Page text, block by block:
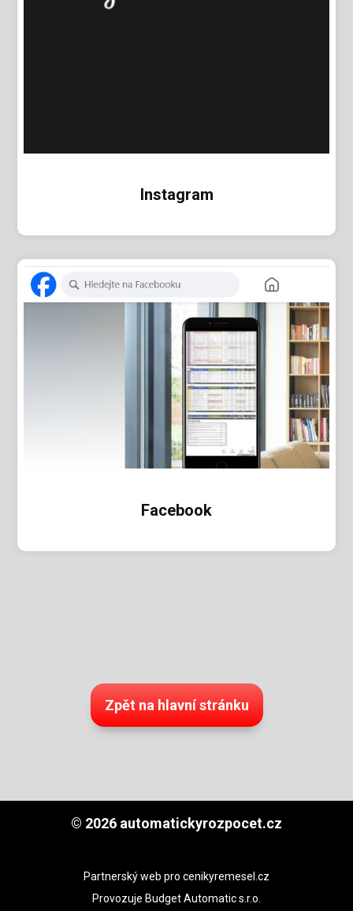
Instagram
Facebook
Zpět na hlavní stránku
© 2026 automatickyrozpocet.cz
Partnerský web pro cenikyremesel.cz
Provozuje Budget Automatic s.r.o.